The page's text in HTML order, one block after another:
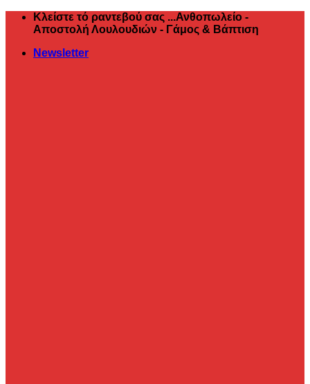
ΜετάβασηΚλείστε τό ραντεβού σας ...Ανθοπωλείο -
Αποστολή Λουλουδιών - Γάμος & Βάπτιση
Newsletter